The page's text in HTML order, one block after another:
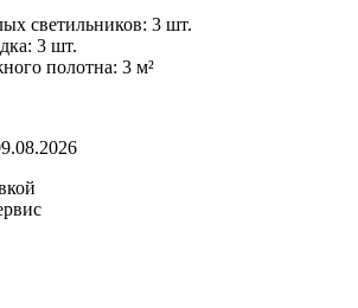
светильников: 3 шт.
3 шт.
полотна: 3 м²